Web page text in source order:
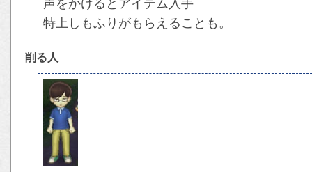
声をかけるとアイテム入手
特上しもふりがもらえることも。
削る人